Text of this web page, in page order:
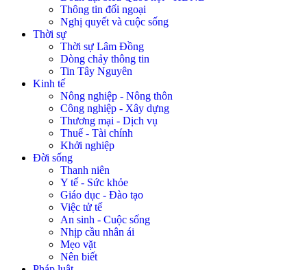
Thông tin đối ngoại
Nghị quyết và cuộc sống
Thời sự
Thời sự Lâm Đồng
Dòng chảy thông tin
Tin Tây Nguyên
Kinh tế
Nông nghiệp - Nông thôn
Công nghiệp - Xây dựng
Thương mại - Dịch vụ
Thuế - Tài chính
Khởi nghiệp
Đời sống
Thanh niên
Y tế - Sức khỏe
Giáo dục - Đào tạo
Việc tử tế
An sinh - Cuộc sống
Nhịp cầu nhân ái
Mẹo vặt
Nên biết